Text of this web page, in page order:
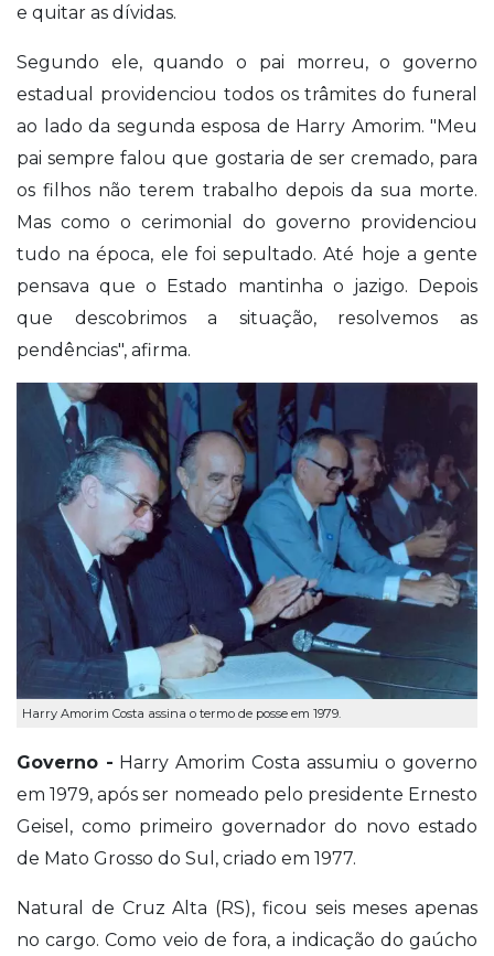
e quitar as dívidas.
Segundo ele, quando o pai morreu, o governo
estadual providenciou todos os trâmites do funeral
ao lado da segunda esposa de Harry Amorim. "Meu
pai sempre falou que gostaria de ser cremado, para
os filhos não terem trabalho depois da sua morte.
Mas como o cerimonial do governo providenciou
tudo na época, ele foi sepultado. Até hoje a gente
pensava que o Estado mantinha o jazigo. Depois
que descobrimos a situação, resolvemos as
pendências", afirma.
Harry Amorim Costa assina o termo de posse em 1979.
Governo - Harry Amorim Costa assumiu o governo
em 1979, após ser nomeado pelo presidente Ernesto
Geisel, como primeiro governador do novo estado
de Mato Grosso do Sul, criado em 1977.
Natural de Cruz Alta (RS), ficou seis meses apenas
no cargo. Como veio de fora, a indicação do gaúcho